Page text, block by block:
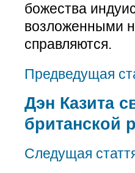
божества
возложенными
справляются.
Предведущая
Дэн Казита
британской
Следущая